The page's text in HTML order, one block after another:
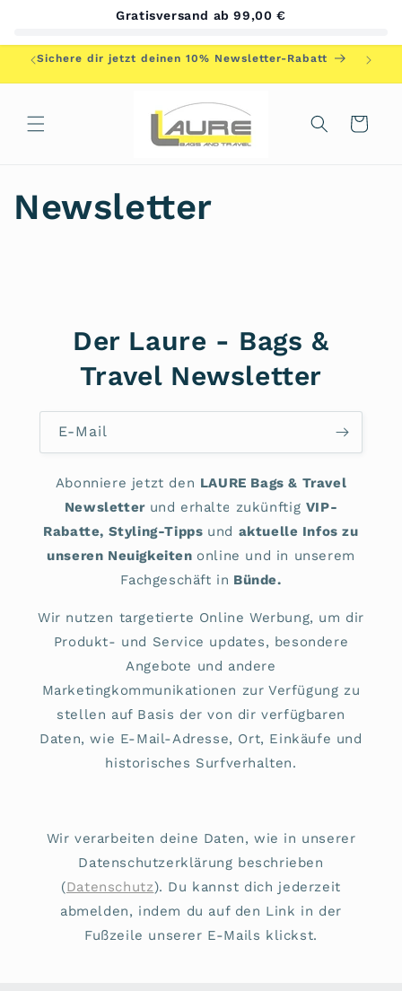
Sichere dir jetzt deinen 10% Newsletter-Rabatt
Warenkorb
Newsletter
Der Laure - Bags &
Travel Newsletter
E-Mail
Abonniere jetzt den LAURE Bags & Travel
Newsletter und erhalte zukünftig VIP-
Rabatte, Styling-Tipps und aktuelle Infos zu
unseren Neuigkeiten online und in unserem
Fachgeschäft in Bünde.
Wir nutzen targetierte Online Werbung, um dir
Produkt- und Service updates, besondere
Angebote und andere
Marketingkommunikationen zur Verfügung zu
stellen auf Basis der von dir verfügbaren
Daten, wie E-Mail-Adresse, Ort, Einkäufe und
historisches Surfverhalten.
Wir verarbeiten deine Daten, wie in unserer
Datenschutzerklärung beschrieben
(Datenschutz). Du kannst dich jederzeit
abmelden, indem du auf den Link in der
Fußzeile unserer E-Mails klickst.
Gratisversand ab 99,00 €